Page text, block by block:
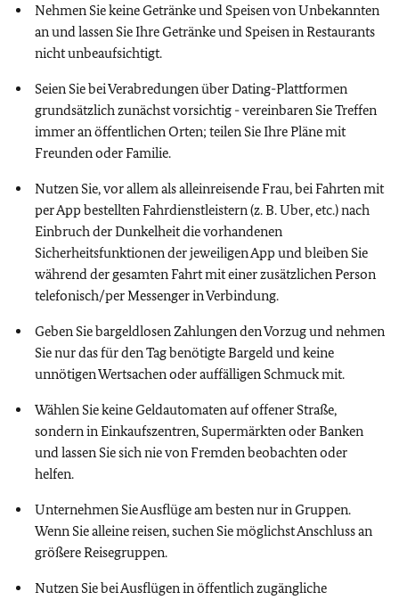
Nehmen Sie keine Getränke und Speisen von Unbekannten
an und lassen Sie Ihre Getränke und Speisen in Restaurants
nicht unbeaufsichtigt.
Seien Sie bei Verabredungen über Dating-Plattformen
grundsätzlich zunächst vorsichtig - vereinbaren Sie Treffen
immer an öffentlichen Orten; teilen Sie Ihre Pläne mit
Freunden oder Familie.
Nutzen Sie, vor allem als alleinreisende Frau, bei Fahrten mit
per App bestellten Fahrdienstleistern (z. B. Uber, etc.) nach
Einbruch der Dunkelheit die vorhandenen
Sicherheitsfunktionen der jeweiligen App und bleiben Sie
während der gesamten Fahrt mit einer zusätzlichen Person
telefonisch/per Messenger in Verbindung.
Geben Sie bargeldlosen Zahlungen den Vorzug und nehmen
Sie nur das für den Tag benötigte Bargeld und keine
unnötigen Wertsachen oder auffälligen Schmuck mit.
Wählen Sie keine Geldautomaten auf offener Straße,
sondern in Einkaufszentren, Supermärkten oder Banken
und lassen Sie sich nie von Fremden beobachten oder
helfen.
Unternehmen Sie Ausflüge am besten nur in Gruppen.
Wenn Sie alleine reisen, suchen Sie möglichst Anschluss an
größere Reisegruppen.
Nutzen Sie bei Ausflügen in öffentlich zugängliche